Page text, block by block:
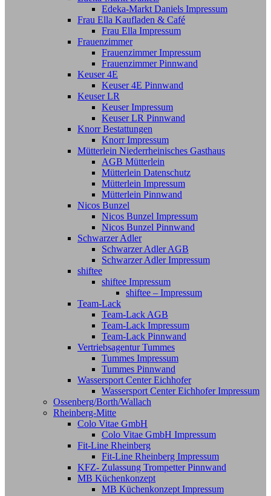
Edeka-Markt Daniels Impressum
Frau Ella Kaufladen & Café
Frau Ella Impressum
Frauenzimmer
Frauenzimmer Impressum
Frauenzimmer Pinnwand
Keuser 4E
Keuser 4E Pinnwand
Keuser LR
Keuser Impressum
Keuser LR Pinnwand
Knorr Bestattungen
Knorr Impressum
Mütterlein Niederrheinisches Gasthaus
AGB Mütterlein
Mütterlein Datenschutz
Mütterlein Impressum
Mütterlein Pinnwand
Nicos Bunzel
Nicos Bunzel Impressum
Nicos Bunzel Pinnwand
Schwarzer Adler
Schwarzer Adler AGB
Schwarzer Adler Impressum
shiftee
shiftee Impressum
shiftee – Impressum
Team-Lack
Team-Lack AGB
Team-Lack Impressum
Team-Lack Pinnwand
Vertriebsagentur Tummes
Tummes Impressum
Tummes Pinnwand
Wassersport Center Eichhofer
Wassersport Center Eichhofer Impressum
Ossenberg/Borth/Wallach
Rheinberg-Mitte
Colo Vitae GmbH
Colo Vitae GmbH Impressum
Fit-Line Rheinberg
Fit-Line Rheinberg Impressum
KFZ- Zulassung Trompetter Pinnwand
MB Küchenkonzept
MB Küchenkonzept Impressum